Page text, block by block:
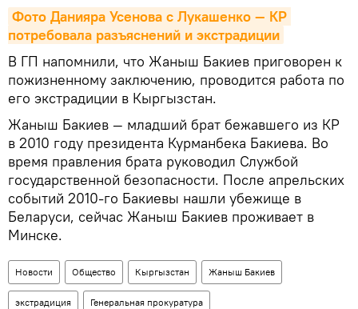
Фото Данияра Усенова с Лукашенко — КР
потребовала разъяснений и экстрадиции
В ГП напомнили, что Жаныш Бакиев приговорен к
пожизненному заключению, проводится работа по
его экстрадиции в Кыргызстан.
Жаныш Бакиев — младший брат бежавшего из КР
в 2010 году президента Курманбека Бакиева. Во
время правления брата руководил Службой
государственной безопасности. После апрельских
событий 2010-го Бакиевы нашли убежище в
Беларуси, сейчас Жаныш Бакиев проживает в
Минске.
Новости Общество Кыргызстан Жаныш Бакиев
экстрадиция Генеральная прокуратура